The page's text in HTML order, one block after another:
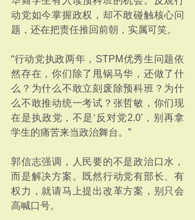
动党如今掌握政权，却不敢碰触核心问
题，还在把责任推回前朝，实属可笑。
“行动党执政两年，STPM优秀生问题依
然存在，你们除了甩锅马华，还做了什
么？为什么不敢立刻废除预科班？为什
么不敢推动统一考试？张哲敏，你们现
在是执政党，不是‘反对党2.0’，别再拿
学生的痛苦来当政治舞台。”
郭信志强调，人民要的不是政治口水，
而是解决方案。既然行动党有部长、有
权力，就请马上提出改革方案，别只会
高喊口号。